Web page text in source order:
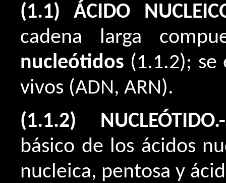
(1.1) ÁCIDO
cadena larga
nucleótidos (1.1.2); se
vivos (ADN, ARN).
(1.1.2) NUCLEÓTIDO.-
básico de los ácidos
nucleica, pentosa y